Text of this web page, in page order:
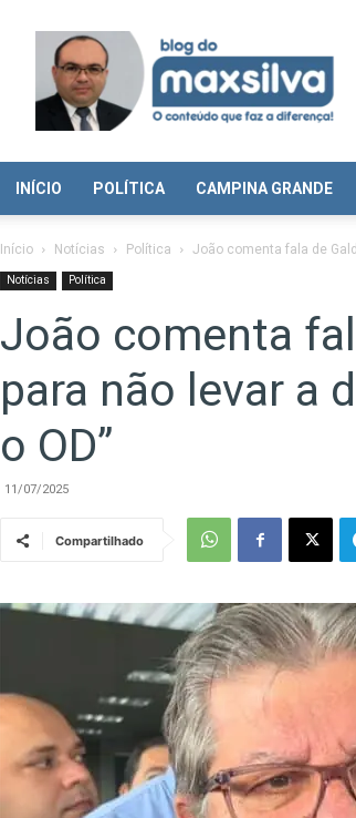
Blog
Max
Silva
INÍCIO POLÍTICA CAMPINA GRANDE
Início Notícias Política João comenta fala de
Notícias Política
João comenta
para não levar a
o OD”
11/07/2025
Compartilhado